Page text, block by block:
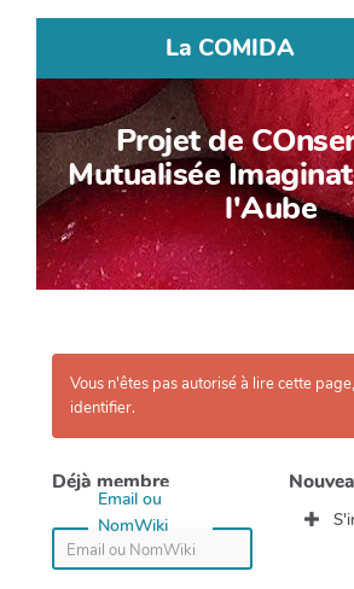
La COMIDA
Projet de
Mutualisée
l'Aube
Vous n'êtes pas autorisé à lire cette
identifier.
Déjà membre
Email ou
NomWiki